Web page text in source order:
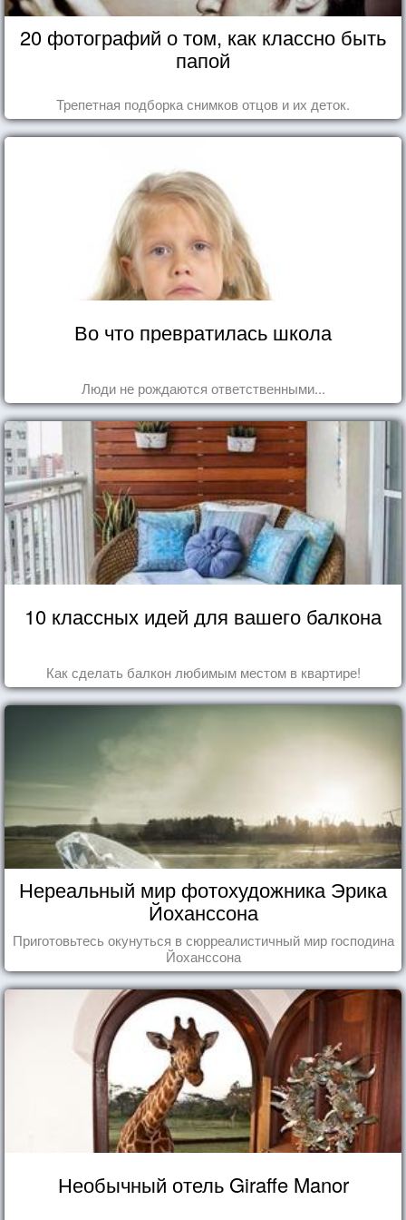
20 фотографий о том, как классно быть
папой
Трепетная подборка снимков отцов и их деток.
Во что превратилась школа
Люди не рождаются ответственными...
10 классных идей для вашего балкона
Как сделать балкон любимым местом в квартире!
Нереальный мир фотохудожника Эрика
Йоханссона
Приготовьтесь окунуться в сюрреалистичный мир господина
Йоханссона
Необычный отель Giraffe Manor